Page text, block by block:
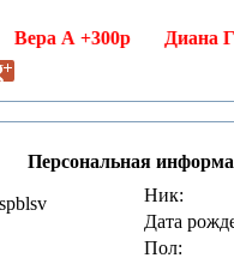
Вера А +300р Диана
Персональная
Ник:
Дата
Пол: